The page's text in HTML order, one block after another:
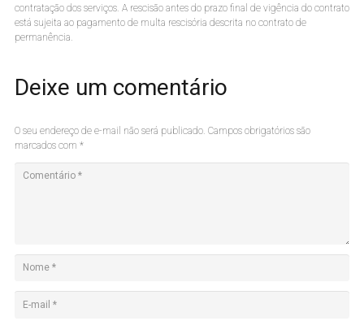
contratação dos serviços. A rescisão antes do prazo final de vigência do contrato
está sujeita ao pagamento de multa rescisória descrita no contrato de
permanência.
Deixe um comentário
O seu endereço de e-mail não será publicado. Campos obrigatórios são
marcados com *